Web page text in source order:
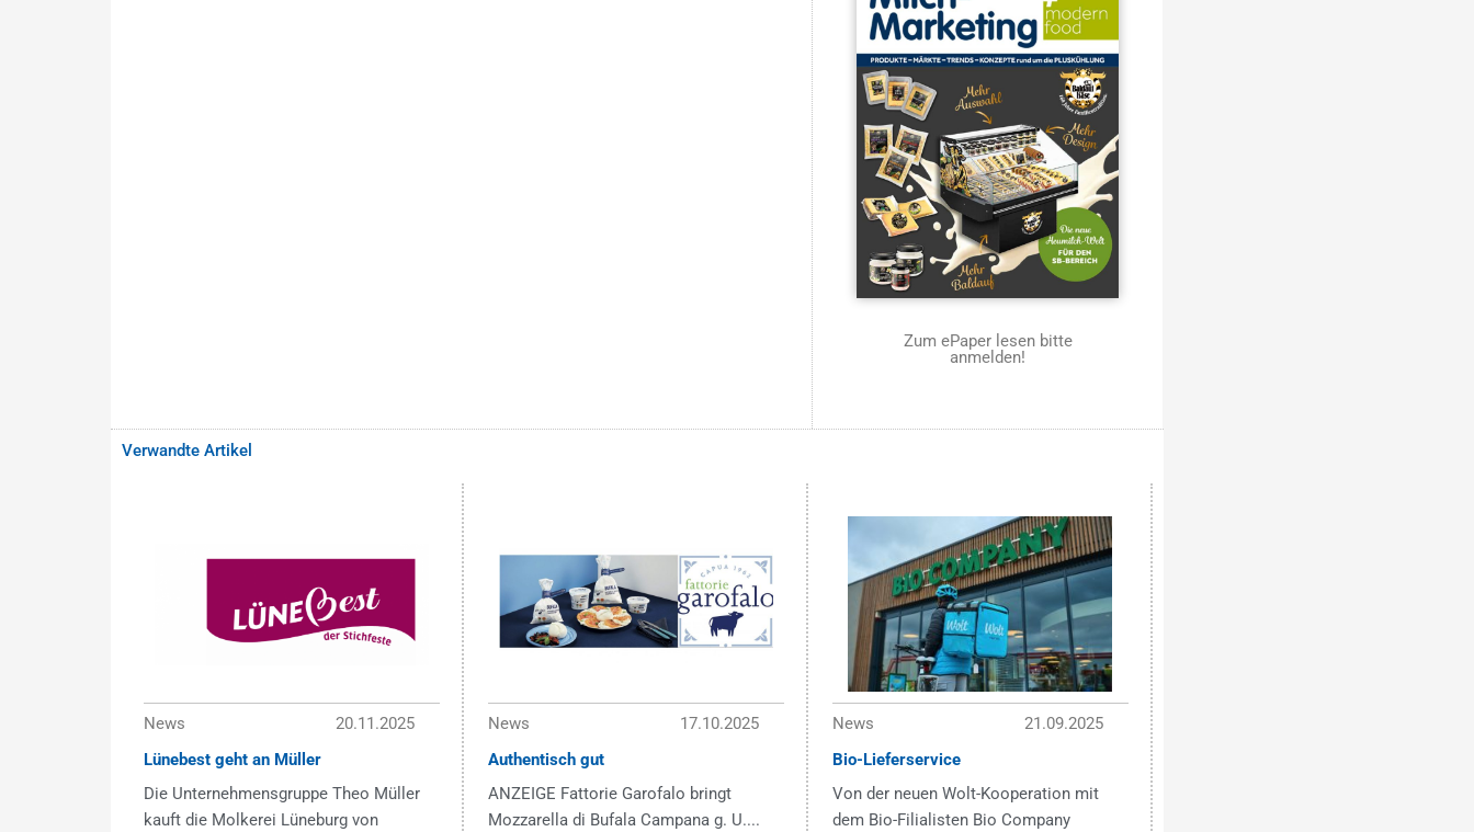
Zum ePaper lesen bitte
anmelden!
Verwandte Artikel
News
20.11.2025
Lünebest geht an Müller
Die Unternehmensgruppe Theo Müller
kauft die Molkerei Lüneburg von
News
17.10.2025
Authentisch gut
ANZEIGE Fattorie Garofalo bringt
Mozzarella di Bufala Campana g. U....
News
21.09.2025
Bio-Lieferservice
Von der neuen Wolt-Kooperation mit
dem Bio-Filialisten Bio Company